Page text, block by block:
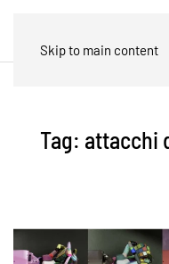
Skip to main content
Tag: attacchi